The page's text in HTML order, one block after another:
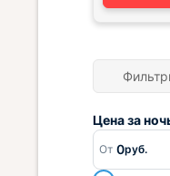
Цена за
От 0руб.